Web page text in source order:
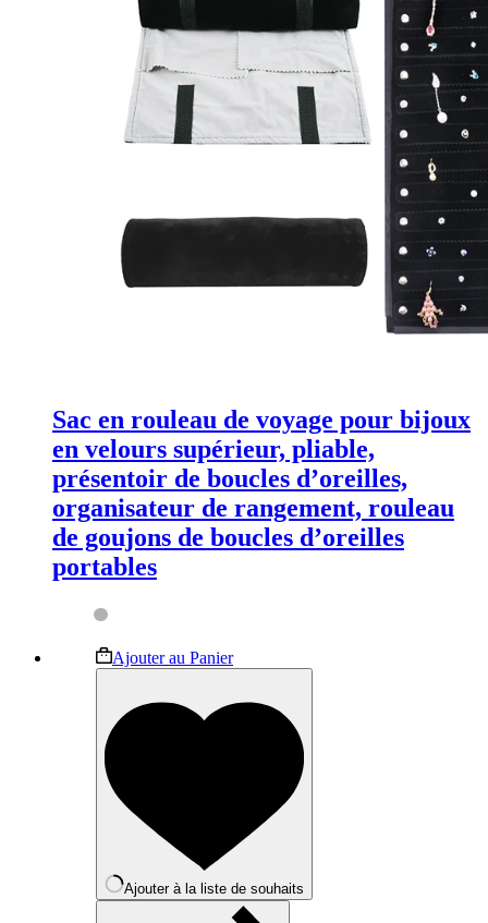
Sac en rouleau de voyage pour bijoux
en velours supérieur, pliable,
présentoir de boucles d’oreilles,
organisateur de rangement, rouleau
de goujons de boucles d’oreilles
portables
Ajouter au PanierCe
produit
plusieurs
variations.
choisies
sur
page
du
Ajouter à la liste de souhaits